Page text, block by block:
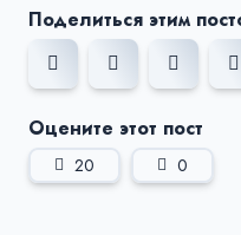
Поделиться этим
Оцените этот пост
20 0